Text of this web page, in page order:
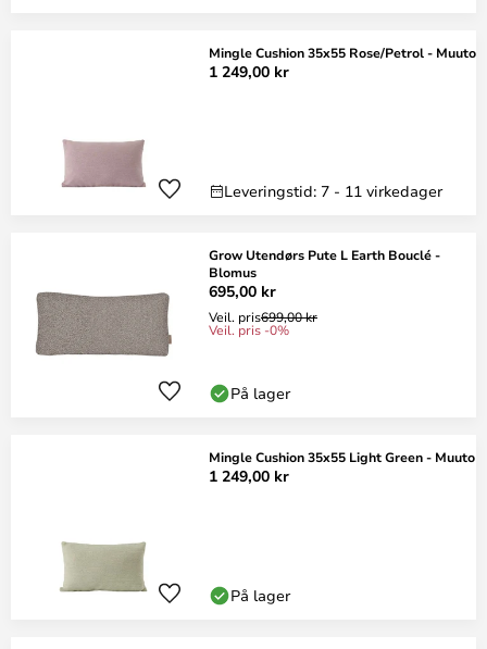
Mingle Cushion 35x55 Rose/Petrol - Muuto
1 249,00 kr
Leveringstid: 7 - 11 virkedager
Grow Utendørs Pute L Earth Bouclé -
Blomus
695,00 kr
Veil. pris699,00 kr
Veil. pris -0%
På lager
Mingle Cushion 35x55 Light Green - Muuto
1 249,00 kr
På lager